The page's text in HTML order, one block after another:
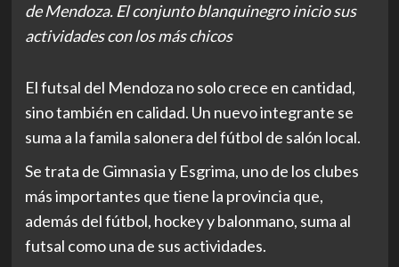
de Mendoza. El conjunto blanquinegro inicio sus
actividades con los más chicos
El futsal del Mendoza no solo crece en cantidad,
sino también en calidad. Un nuevo integrante se
suma a la famila salonera del fútbol de salón local.
Se trata de Gimnasia y Esgrima, uno de los clubes
más importantes que tiene la provincia que,
además del fútbol, hockey y balonmano, suma al
futsal como una de sus actividades.